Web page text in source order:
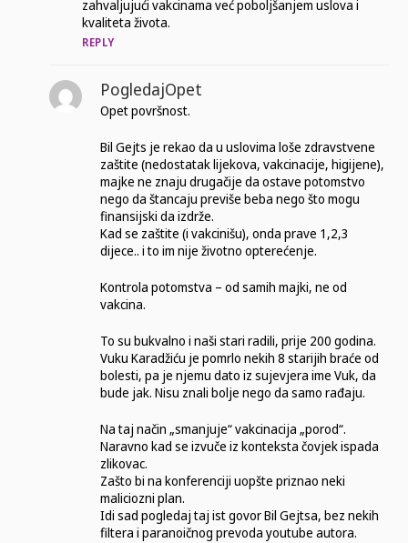
zahvaljujući vakcinama već poboljšanjem uslova i
kvaliteta života.
REPLY
PogledajOpet
Opet površnost.
Bil Gejts je rekao da u uslovima loše zdravstvene
zaštite (nedostatak lijekova, vakcinacije, higijene),
majke ne znaju drugačije da ostave potomstvo
nego da štancaju previše beba nego što mogu
finansijski da izdrže.
Kad se zaštite (i vakcinišu), onda prave 1,2,3
dijece.. i to im nije životno opterećenje.
Kontrola potomstva – od samih majki, ne od
vakcina.
To su bukvalno i naši stari radili, prije 200 godina.
Vuku Karadžiću je pomrlo nekih 8 starijih braće od
bolesti, pa je njemu dato iz sujevjera ime Vuk, da
bude jak. Nisu znali bolje nego da samo rađaju.
Na taj način „smanjuje“ vakcinacija „porod“.
Naravno kad se izvuče iz konteksta čovjek ispada
zlikovac.
Zašto bi na konferenciji uopšte priznao neki
maliciozni plan.
Idi sad pogledaj taj ist govor Bil Gejtsa, bez nekih
filtera i paranoičnog prevoda youtube autora.